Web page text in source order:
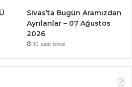
Sivas’ta Bugün Aramızdan
Ayrılanlar – 07 Ağustos
2026
10 saat önce